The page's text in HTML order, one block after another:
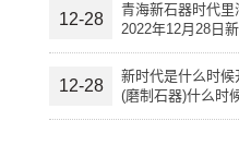
12-28
青海新石器时代
2022年12月28日
12-28
新时代是什么时
(磨制石器)什么时
代什么意思